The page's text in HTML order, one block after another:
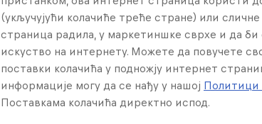
(укључујући колачиће треће стране) или
страница радила, у маркетиншке сврхе и да
искуство на интернету. Можете да повучете
поставки колачића у подножју интернет
информације могу да се нађу у нашој Политици
Поставкама колачића директно испод.